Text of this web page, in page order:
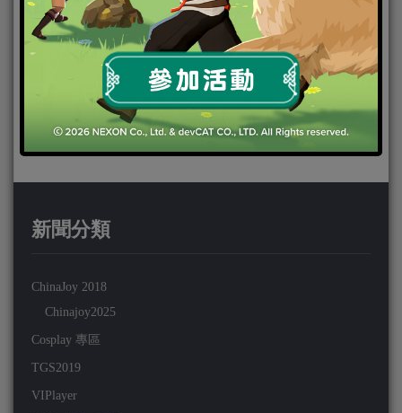
新聞分類
ChinaJoy 2018
Chinajoy2025
Cosplay 專區
TGS2019
VIPlayer